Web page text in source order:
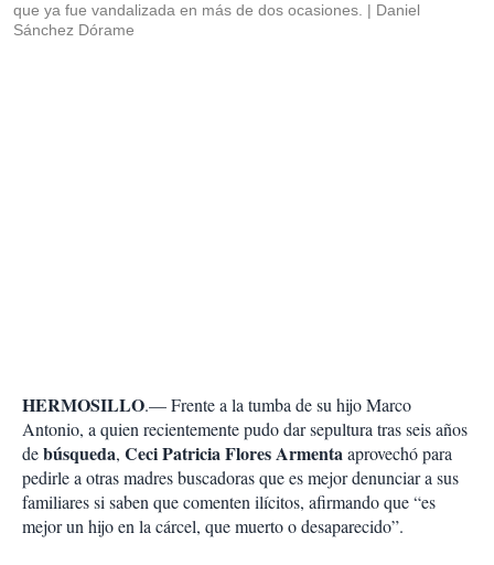
que ya fue vandalizada en más de dos ocasiones.
Daniel
Sánchez Dórame
HERMOSILLO.— Frente a la tumba de su hijo Marco
Antonio, a quien recientemente pudo dar sepultura tras seis años
debúsqueda, Ceci Patricia Flores Armentaaprovechó para
pedirle a otras madres buscadoras que es mejor denunciar a sus
familiares si saben que comenten ilícitos, afirmando que “es
mejor un hijo en la cárcel, que muerto o desaparecido”.